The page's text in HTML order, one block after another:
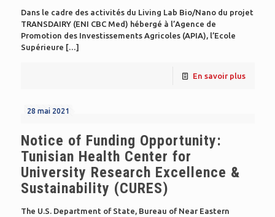
Dans le cadre des activités du Living Lab Bio/Nano du projet
TRANSDAIRY (ENI CBC Med) hébergé à l’Agence de
Promotion des Investissements Agricoles (APIA), l’Ecole
Supérieure […]
En savoir plus
28 mai 2021
Notice of Funding Opportunity:
Tunisian Health Center for
University Research Excellence &
Sustainability (CURES)
The U.S. Department of State, Bureau of Near Eastern